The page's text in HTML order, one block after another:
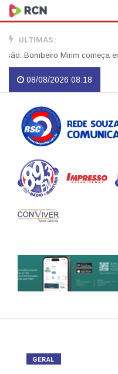
ULTIMAS :
Bombeiro Mirim começa em
08/08/2026 08:18
GERAL